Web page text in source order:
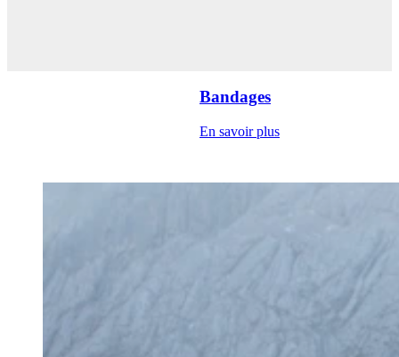
Bandages
En savoir plus